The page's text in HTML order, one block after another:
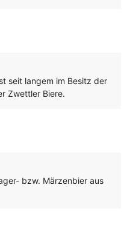
seit langem im Besitz der
Zwettler Biere.
bzw. Märzenbier aus